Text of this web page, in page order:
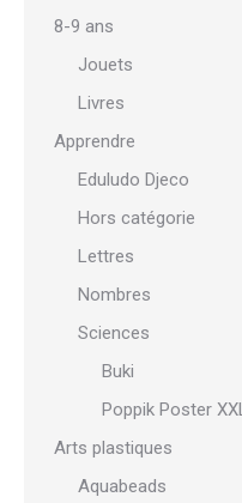
8-9 ans
Jouets
Livres
Apprendre
Eduludo Djeco
Hors catégorie
Lettres
Nombres
Sciences
Buki
Poppik Poster XXL
Arts plastiques
Aquabeads